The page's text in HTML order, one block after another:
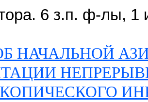
6 з.п. ф-лы, 1
НАЧАЛЬНОЙ